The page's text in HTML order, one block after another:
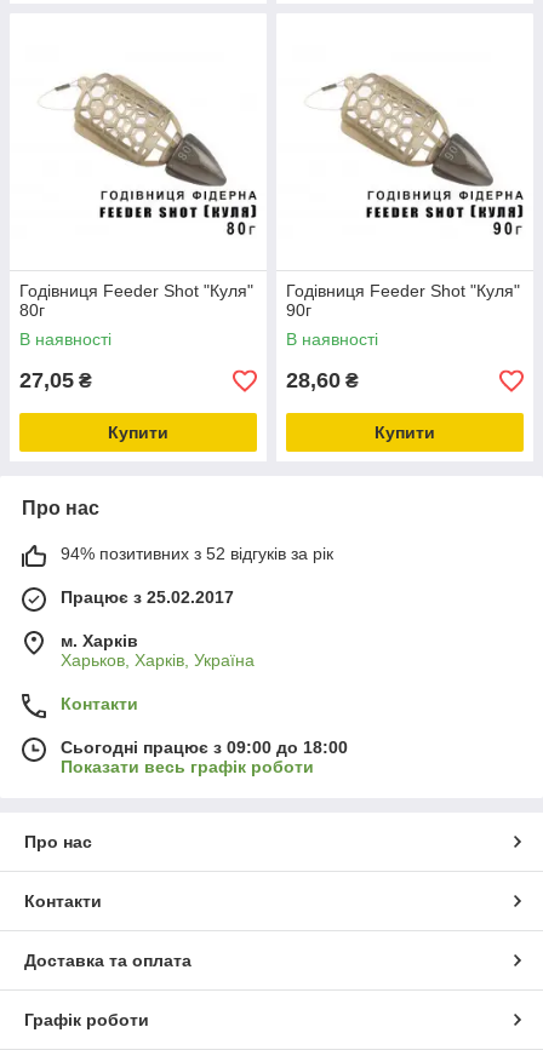
Годівниця Feeder Shot "Куля"
80г
В наявності
27,05 ₴
Купити
Годівниця Feeder Shot "Куля"
90г
В наявності
28,60 ₴
Купити
Про нас
94% позитивних з 52 відгуків за рік
Працює з 25.02.2017
м. Харків
Харьков, Харків, Україна
Контакти
Сьогодні працює з 09:00 до 18:00
Показати весь графік роботи
Про нас
Контакти
Доставка та оплата
Графік роботи